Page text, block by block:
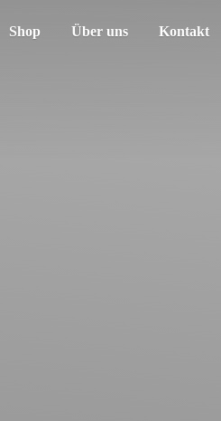
Shop Über uns Kontakt